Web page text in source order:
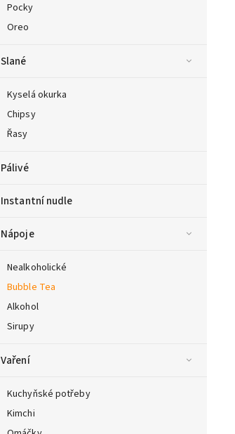
Pocky
Oreo
Slané
Kyselá okurka
Chipsy
Řasy
Pálivé
Instantní nudle
Nápoje
Nealkoholické
Bubble Tea
Alkohol
Sirupy
Vaření
Kuchyňské potřeby
Kimchi